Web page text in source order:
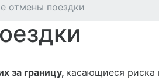
отмены поездки
за границу, касающиеся риска